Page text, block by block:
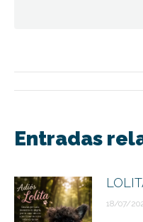
entre
Entradas
18/07/